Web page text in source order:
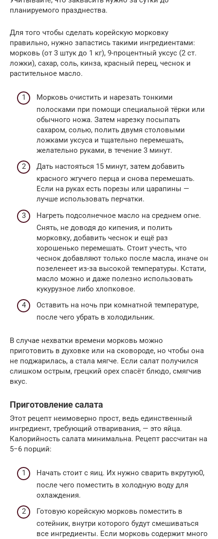
планируемого празднества.
Для того чтобы сделать корейскую морковку
правильно, нужно запастись такими ингредиентами:
морковь (от 3 штук до 1 кг), 9-процентный уксус (2 ст.
ложки), сахар, соль, кинза, красный перец, чеснок и
растительное масло.
Морковь очистить и нарезать тонкими
полосками при помощи специальной тёрки или
обычного ножа. Затем нарезку посыпать
сахаром, солью, полить двумя столовыми
ложками уксуса и тщательно перемешать,
желательно руками, в течение 3 минут.
Дать настояться 15 минут, затем добавить
красного жгучего перца и снова перемешать.
Если на руках есть порезы или царапины —
лучше использовать перчатки.
Нагреть подсолнечное масло на среднем огне.
Снять, не доводя до кипения, и полить
морковку, добавить чеснок и ещё раз
хорошенько перемешать. Стоит учесть, что
чеснок добавляют только после масла, иначе он
позеленеет из-за высокой температуры. Кстати,
масло можно и даже полезно использовать
кукурузное либо хлопковое.
Оставить на ночь при комнатной температуре,
после чего убрать в холодильник.
В случае нехватки времени морковь можно
приготовить в духовке или на сковороде, но чтобы она
не поджарилась, а стала мягче. Если салат получился
слишком острым, грецкий орех спасёт блюдо, смягчив
вкус.
Приготовление салата
Этот рецепт неимоверно прост, ведь единственный
ингредиент, требующий отваривания, — это яйца.
Калорийность салата минимальна. Рецепт рассчитан на
5−6 порций:
Начать стоит с яиц. Их нужно сварить вкрутую0,
после чего поместить в холодную воду для
охлаждения.
Готовую корейскую морковь поместить в
сотейник, внутри которого будут смешиваться
все ингредиенты. Если морковь содержит много